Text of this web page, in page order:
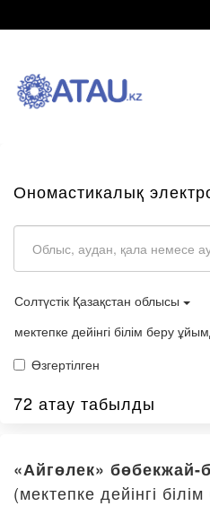
Ономастикалық
Солтүстік Қазақстан облысы
мектепке дейінгі білім беру
Өзгертілген
72 атау табылды
«Айгөлек»
(мектепке дейінгі